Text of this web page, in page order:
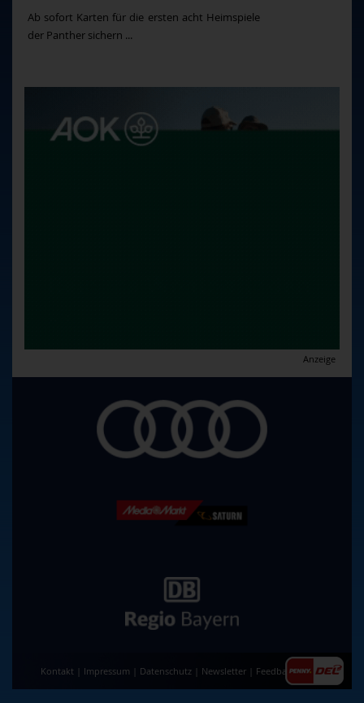
Ab sofort Karten für die ersten acht Heimspiele
der Panther sichern ...
Anzeige
Kontakt Impressum Datenschutz Newsletter Feedback|AGB